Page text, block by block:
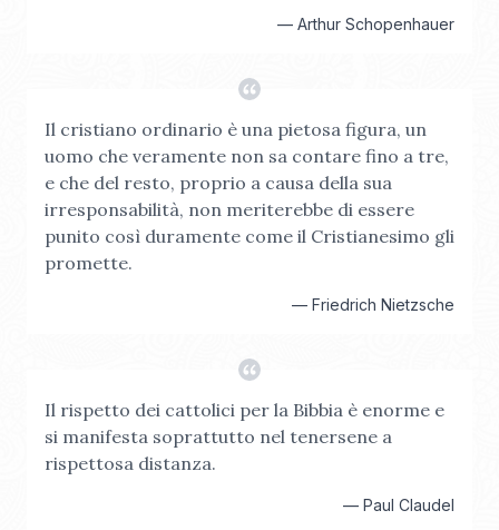
— Arthur Schopenhauer
Il cristiano ordinario è una pietosa figura, un
uomo che veramente non sa contare fino a tre,
e che del resto, proprio a causa della sua
irresponsabilità, non meriterebbe di essere
punito così duramente come il Cristianesimo gli
promette.
— Friedrich Nietzsche
Il rispetto dei cattolici per la Bibbia è enorme e
si manifesta soprattutto nel tenersene a
rispettosa distanza.
— Paul Claudel